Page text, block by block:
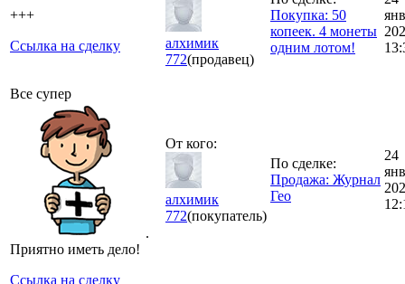
+++
Ссылка на сделку
алхимик
772(продавец)
Покупка: 50
копеек. 4 монеты
одним лотом!
янв
Все супер
.
Приятно иметь дело!
Ссылка на сделку
От кого:
алхимик
772(покупатель)
По сделке:
Продажа: Журнал
Гео
24
янв